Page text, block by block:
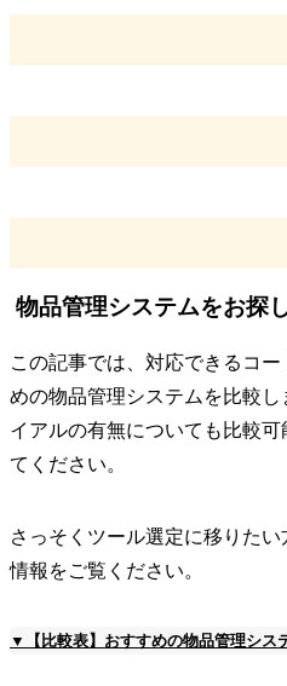
物品管理システムをお探
この記事では、対応できるコ
めの物品管理システムを比較
イアルの有無についても比較
てください。
さっそくツール選定に移りた
情報をご覧ください。
▼【比較表】おすすめの物品管理シス